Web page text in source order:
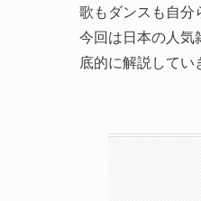
歌もダンスも自分
今回は日本の人気
底的に解説してい